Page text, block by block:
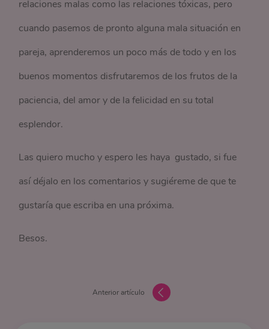
relaciones malas como las relaciones tóxicas, pero
cuando pasemos de pronto alguna mala situación en
pareja, aprenderemos un poco más de todo y en los
buenos momentos disfrutaremos de los frutos de la
paciencia, del amor y de la felicidad en su total
esplendor.
Las quiero mucho y espero les haya gustado, si fue
así déjalo en los comentarios y sugiéreme de que te
gustaría que escriba en una próxima.
Besos.
Anterior artículo